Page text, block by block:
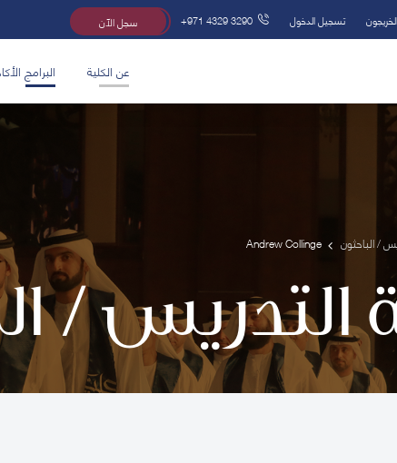
الخريجون تسجيل الدخول +971 4329 3290 سجل الآن
عن الكلية البرامج
/ الباحثون Andrew Collinge
التدريس /